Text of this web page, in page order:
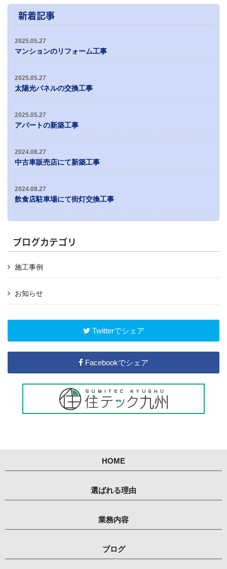
新着記事
2025.05.27
マンションのリフォーム工事
2025.05.27
太陽光パネルの交換工事
2025.05.27
アパートの新築工事
2024.08.27
中古車販売店にて新築工事
2024.08.27
飲食店駐車場にて街灯交換工事
ブログカテゴリ
施工事例
お知らせ
Twitterでシェア
Facebookでシェア
HOME
選ばれる理由
業務内容
ブログ